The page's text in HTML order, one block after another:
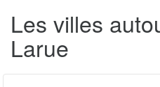
Les villes
Larue